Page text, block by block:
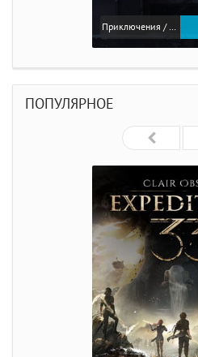
Приключения / Экшен
ПОПУЛЯРНОЕ